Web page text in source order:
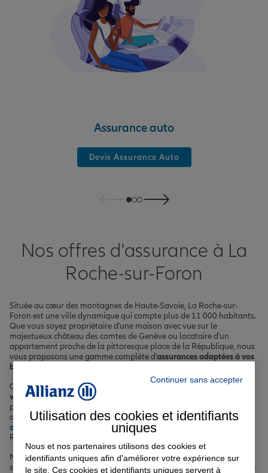
Assurance auto
Devis Assurance Auto
Nos offres d'assurance à La
Roche-sur-Foron
Située au cœur des montagnes de Haute-Savoie, La Roche-sur-
Foron est une ville dynamique qui compte plus de 11 000 habitants.
Que vous soyez propriétaire d'une maison avec vue sur le
majestueux château des comtes de Genève ou locataire d'un
appartement proche de la pittoresque place de la République, nous
vous proposons une gamme complète d'assurances adaptées à vos
besoins spécifiques
Chez nous, vous trouverez des solutions sur-mesure pour
assurer
votre véhicule(auto, moto, scooter),
préserver votre santé avec une
assurances vie et scolaire. Nous proposons également une
assurance emprunteur
pour sécuriser votre projet immobilier à La
Roche-sur-Foron.
Nos agents expérimentés, véritables experts en gestion des risques,
sont à votre écoute pour vous guider dans le choix desgaranties les
Continuer sans accepter
Utilisation des cookies et identifiants
uniques
Nous et nos partenaires utilisons des cookies et
identifiants uniques afin d'améliorer votre expérience sur
le site. Ces cookies et identifiants uniques servent à